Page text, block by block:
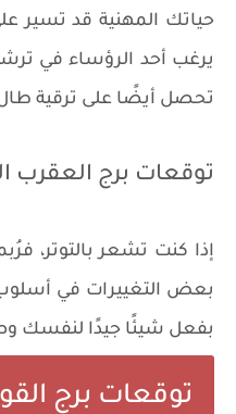
حياتك المهنية قد تسير
يرغب أحد الرؤساء في
تحصل أيضًا على ترقية طال
توقعات برج العقرب
إذا كنت تشعر بالتوتر،
بعض التغييرات في أسلوب
بفعل شيئًا جيدًا لنفسك
توقعات برج